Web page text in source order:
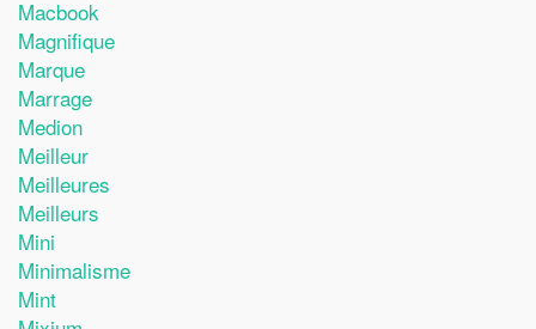
Macbook
Magnifique
Marque
Marrage
Medion
Meilleur
Meilleures
Meilleurs
Mini
Minimalisme
Mint